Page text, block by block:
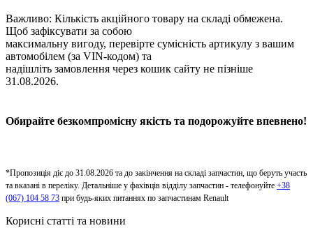
Важливо: Кількість акційного товару на складі обмежена.
Щоб зафіксувати за собою
максимальну вигоду, перевірте сумісність артикулу з вашим
автомобілем (за VIN-кодом) та
надішліть замовлення через кошик сайту не пізніше
31.08.2026.
Обирайте безкомпромісну якість та подорожуйте впевнено!
*Пропозиція діє до 31.08.2026 та до закінчення на складі запчастин, що беруть участь
та вказані в переліку. Детальніше у фахівців відділу запчастин - телефонуйте +38
(067) 104 58 73 при будь-яких питаннях по запчастинам Renault
Корисні статті та новини